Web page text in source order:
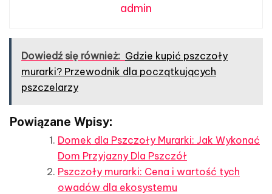
admin
Dowiedź się również: Gdzie kupić pszczoły
murarki? Przewodnik dla początkujących
pszczelarzy
Powiązane Wpisy:
Domek dla Pszczoły Murarki: Jak Wykonać
Dom Przyjazny Dla Pszczół
Pszczoły murarki: Cena i wartość tych
owadów dla ekosystemu